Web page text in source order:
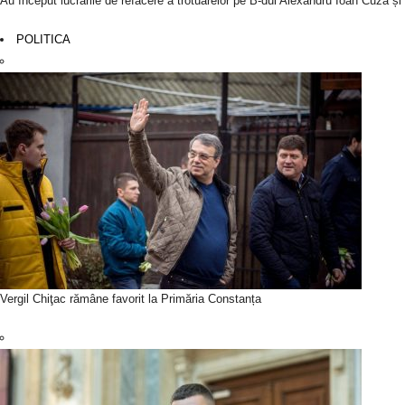
POLITICA
Vergil Chiţac rămâne favorit la Primăria Constanța